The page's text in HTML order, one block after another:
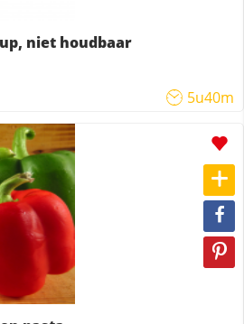
niet houdbaar
5u40m